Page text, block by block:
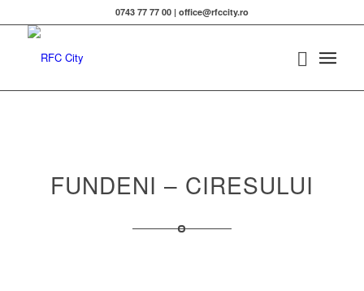
0743 77 77 00 | office@rfccity.ro
FUNDENI – CIRESULUI